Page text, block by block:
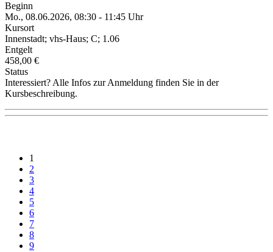
Beginn
Mo., 08.06.2026, 08:30 - 11:45 Uhr
Kursort
Innenstadt; vhs-Haus; C; 1.06
Entgelt
458,00 €
Status
Interessiert? Alle Infos zur Anmeldung finden Sie in der
Kursbeschreibung.
1
2
3
4
5
6
7
8
9